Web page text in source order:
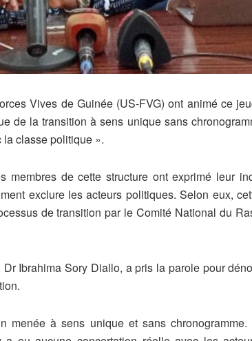
Vives de Guinée (US-FVG) ont animé ce
de la transition à sens unique sans
classe politique ».
membres de cette structure ont exprimé leur
exclure les acteurs politiques. Selon eux,
de transition par le Comité National du
Ibrahima Sory Diallo, a pris la parole pour
menée à sens unique et sans